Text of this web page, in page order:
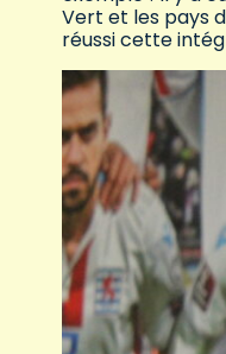
Vert et les pays
réussi cette